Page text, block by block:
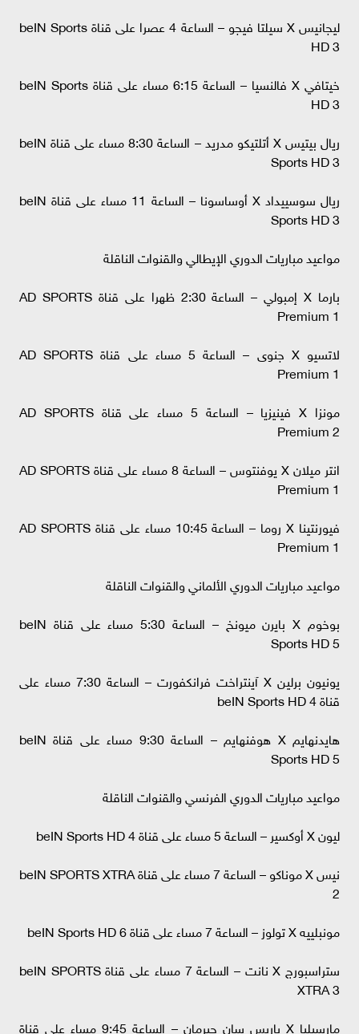
ليجانيس X سيلتا فيجو – الساعة 4 عصرا على قناة beIN Sports
HD 3
خيتافي X فالنسيا – الساعة 6:15 مساء على قناة beIN Sports
HD 3
ريال بيتيس X أتلتيكو مدريد – الساعة 8:30 مساء على قناة beIN
Sports HD 3
ريال سوسييداد X أوساسونا – الساعة 11 مساء على قناة beIN
Sports HD 3
مواعيد مباريات الدوري الإيطالي والقنوات الناقلة
بارما X إمبولي – الساعة 2:30 ظهرا على قناة AD SPORTS
Premium 1
لاتسيو X جنوى – الساعة 5 مساء على قناة AD SPORTS
Premium 1
مونزا X فينيزيا – الساعة 5 مساء على قناة AD SPORTS
Premium 2
انتر ميلان X يوفنتوس – الساعة 8 مساء على قناة AD SPORTS
Premium 1
فيورنتينا X روما – الساعة 10:45 مساء على قناة AD SPORTS
Premium 1
مواعيد مباريات الدوري الألماني والقنوات الناقلة
بوخوم X بايرن ميونخ – الساعة 5:30 مساء على قناة beIN
Sports HD 5
يونيون برلين X آينتراخت فرانكفورت – الساعة 7:30 مساء على
قناة beIN Sports HD 4
هايدنهايم X هوفنهايم – الساعة 9:30 مساء على قناة beIN
Sports HD 5
مواعيد مباريات الدوري الفرنسي والقنوات الناقلة
ليون X أوكسير – الساعة 5 مساء على قناة beIN Sports HD 4
نيس X موناكو – الساعة 7 مساء على قناة beIN SPORTS XTRA
2
مونبلييه X تولوز – الساعة 7 مساء على قناة beIN Sports HD 6
ستراسبورج X نانت – الساعة 7 مساء على قناة beIN SPORTS
XTRA 3
مارسيليا X باريس سان جيرمان – الساعة 9:45 مساء على قناة